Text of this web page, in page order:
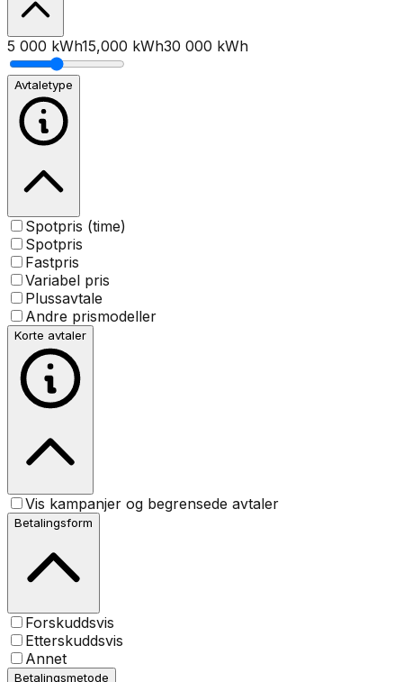
5 000 kWh15,000 kWh30 000 kWh
Avtaletype
Spotpris (time)
Spotpris
Fastpris
Variabel pris
Plussavtale
Andre prismodeller
Korte avtaler
Vis kampanjer og begrensede avtaler
Betalingsform
Forskuddsvis
Etterskuddsvis
Annet
Betalingsmetode